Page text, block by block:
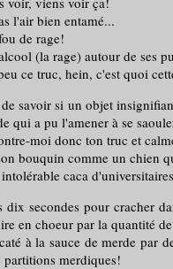
bien entamé...
de rage!
(la rage) autour de ses
truc, hein, c'est quoi cette
savoir si un objet
qui a pu l'amener à se
moi donc ton truc et
bouquin comme un chien
caca
dix secondes pour cracher
en choeur par la quantité
la sauce de merde par des
merdiques!